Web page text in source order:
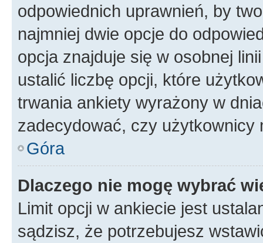
odpowiednich uprawnień, by
najmniej dwie opcje do
opcja znajduje się w osobnej
ustalić liczbę opcji, które
trwania ankiety wyrażony w
zadecydować, czy użytkownicy
Góra
Dlaczego nie mogę wybrać
Limit opcji w ankiecie jest
sądzisz, że potrzebujesz